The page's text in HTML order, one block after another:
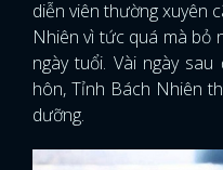
diễn viên thường xuyên
Nhiên vì tức quá mà bỏ
ngày tuổi. Vài ngày
hôn, Tỉnh Bách Nhiên
dưỡng.